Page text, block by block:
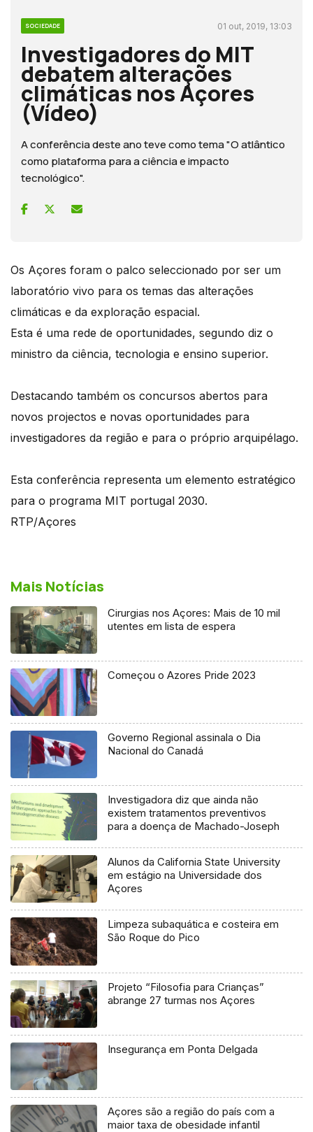
SOCIEDADE 01 out, 2019, 13:03
Investigadores do MIT
debatem alterações
climáticas nos Açores
(Vídeo)
A conferência deste ano teve como tema "O atlântico
como plataforma para a ciência e impacto
tecnológico".
Os Açores foram o palco seleccionado por ser um
laboratório vivo para os temas das alterações
climáticas e da exploração espacial.
Esta é uma rede de oportunidades, segundo diz o
ministro da ciência, tecnologia e ensino superior.
Destacando também os concursos abertos para
novos projectos e novas oportunidades para
investigadores da região e para o próprio arquipélago.
Esta conferência representa um elemento estratégico
para o programa MIT portugal 2030.
RTP/Açores
Mais Notícias
Cirurgias nos Açores: Mais de 10 mil
utentes em lista de espera
Começou o Azores Pride 2023
Governo Regional assinala o Dia
Nacional do Canadá
Investigadora diz que ainda não
existem tratamentos preventivos
para a doença de Machado-Joseph
Alunos da California State University
em estágio na Universidade dos
Açores
Limpeza subaquática e costeira em
São Roque do Pico
Projeto “Filosofia para Crianças”
abrange 27 turmas nos Açores
Insegurança em Ponta Delgada
Açores são a região do país com a
maior taxa de obesidade infantil